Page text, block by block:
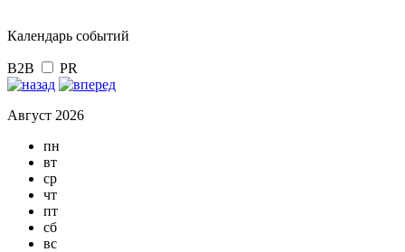
Календарь событий
B2B PR
Август 2026
пн
вт
ср
чт
пт
сб
вс